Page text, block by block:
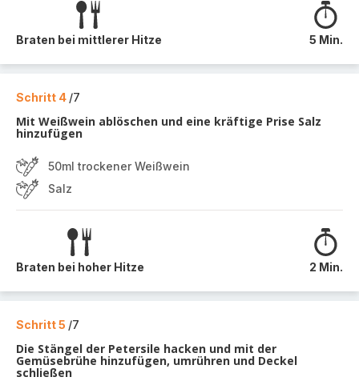
Braten bei mittlerer Hitze 5 Min.
Schritt 4 /7
Mit Weißwein ablöschen und eine kräftige Prise Salz
hinzufügen
50ml trockener Weißwein
Salz
Braten bei hoher Hitze 2 Min.
Schritt 5 /7
Die Stängel der Petersile hacken und mit der
Gemüsebrühe hinzufügen, umrühren und Deckel
schließen